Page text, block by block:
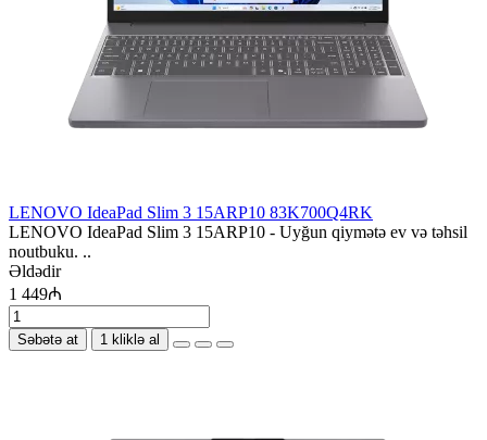
LENOVO IdeaPad Slim 3 15ARP10 83K700Q4RK
LENOVO IdeaPad Slim 3 15ARP10 - Uyğun qiymətə ev və təhsil
noutbuku. ..
Əldədir
1 449₼
Səbətə at 1 kliklə al